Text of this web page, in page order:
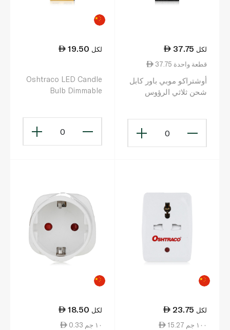
37.75 لكل
37.75 قطعة واحدة
أوشتراكو موبي باور كابل
شحن ثلاثي الرؤوس
0
19.50 لكل
Oshtraco LED Candle
Bulb Dimmable
0
23.75 لكل
15.27 ١٠٠ جم
18.50 لكل
0.33 ١٠ جم